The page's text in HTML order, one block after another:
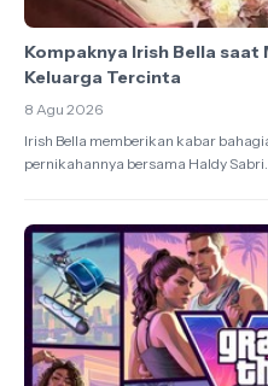
Kompaknya Irish Bella saat
Keluarga Tercinta
8 Agu 2026
Irish Bella memberikan kabar
pernikahannya bersama Haldy